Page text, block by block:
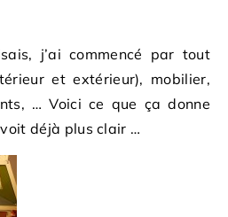
j’ai commencé par tout
et extérieur), mobilier,
… Voici ce que ça donne
déjà plus clair …